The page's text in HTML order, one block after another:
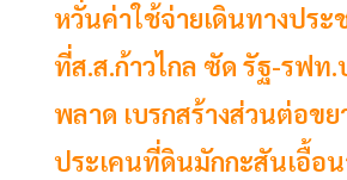
หวั่นค่าใช้จ่ายเดินทางปร
ที่ส.ส.ก้าวไกล ซัด รัฐ-รฟท.
พลาด เบรกสร้างส่วนต่อขย
ประเคนที่ดินมักกะสันเอื้อ